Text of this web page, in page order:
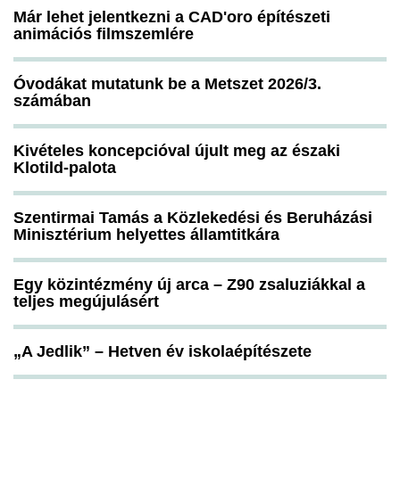
Már lehet jelentkezni a CAD'oro építészeti
animációs filmszemlére
Óvodákat mutatunk be a Metszet 2026/3.
számában
Kivételes koncepcióval újult meg az északi
Klotild-palota
Szentirmai Tamás a Közlekedési és Beruházási
Minisztérium helyettes államtitkára
Egy közintézmény új arca – Z90 zsaluziákkal a
teljes megújulásért
„A Jedlik” – Hetven év iskolaépítészete